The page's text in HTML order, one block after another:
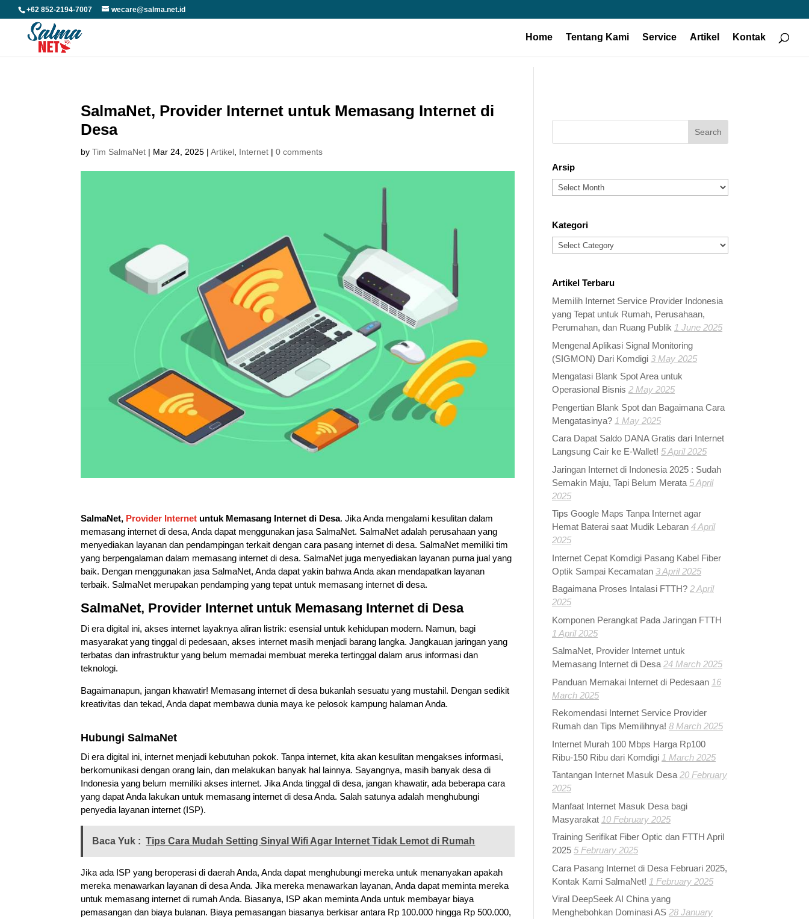
+62 852-2194-7007 wecare@salma.net.id
Home Tentang Kami Service Artikel Kontak
SalmaNet, Provider Internet untuk Memasang Internet di
Desa
byTim SalmaNet | Mar 24, 2025 |Artikel Internet |0 comments
SalmaNet, Provider Internet untuk Memasang Internet di Desa. Jika Anda mengalami kesulitan dalam
memasang internet di desa, Anda dapat menggunakan jasa SalmaNet. SalmaNet adalah perusahaan yang
menyediakan layanan dan pendampingan terkait dengan cara pasang internet di desa. SalmaNet memiliki tim
yang berpengalaman dalam memasang internet di desa. SalmaNet juga menyediakan layanan purna jual yang
baik. Dengan menggunakan jasa SalmaNet, Anda dapat yakin bahwa Anda akan mendapatkan layanan
terbaik. SalmaNet merupakan pendamping yang tepat untuk memasang internet di desa.
SalmaNet, Provider Internet untuk Memasang Internet di Desa
Di era digital ini, akses internet layaknya aliran listrik: esensial untuk kehidupan modern. Namun, bagi
masyarakat yang tinggal di pedesaan, akses internet masih menjadi barang langka. Jangkauan jaringan yang
terbatas dan infrastruktur yang belum memadai membuat mereka tertinggal dalam arus informasi dan
teknologi.
Bagaimanapun, jangan khawatir! Memasang internet di desa bukanlah sesuatu yang mustahil. Dengan sedikit
kreativitas dan tekad, Anda dapat membawa dunia maya ke pelosok kampung halaman Anda.
Hubungi SalmaNet
Di era digital ini, internet menjadi kebutuhan pokok. Tanpa internet, kita akan kesulitan mengakses informasi,
berkomunikasi dengan orang lain, dan melakukan banyak hal lainnya. Sayangnya, masih banyak desa di
Indonesia yang belum memiliki akses internet. Jika Anda tinggal di desa, jangan khawatir, ada beberapa cara
yang dapat Anda lakukan untuk memasang internet di desa Anda. Salah satunya adalah menghubungi
penyedia layanan internet (ISP).
Baca Yuk : Tips Cara Mudah Setting Sinyal Wifi Agar Internet Tidak Lemot di Rumah
Jika ada ISP yang beroperasi di daerah Anda, Anda dapat menghubungi mereka untuk menanyakan apakah
mereka menawarkan layanan di desa Anda. Jika mereka menawarkan layanan, Anda dapat meminta mereka
untuk memasang internet di rumah Anda. Biasanya, ISP akan meminta Anda untuk membayar biaya
pemasangan dan biaya bulanan. Biaya pemasangan biasanya berkisar antara Rp 100.000 hingga Rp 500.000,
Arsip
Arsip
Kategori
Kategori
Artikel Terbaru
Memilih Internet Service Provider Indonesia
yang Tepat untuk Rumah, Perusahaan,
Perumahan, dan Ruang Publik 1 June 2025
Mengenal Aplikasi Signal Monitoring
(SIGMON) Dari Komdigi 3 May 2025
Mengatasi Blank Spot Area untuk
Operasional Bisnis 2 May 2025
Pengertian Blank Spot dan Bagaimana Cara
Mengatasinya? 1 May 2025
Cara Dapat Saldo DANA Gratis dari Internet
Langsung Cair ke E-Wallet! 5 April 2025
Jaringan Internet di Indonesia 2025 : Sudah
Semakin Maju, Tapi Belum Merata 5 April
2025
Tips Google Maps Tanpa Internet agar
Hemat Baterai saat Mudik Lebaran 4 April
2025
Internet Cepat Komdigi Pasang Kabel Fiber
Optik Sampai Kecamatan 3 April 2025
Bagaimana Proses Intalasi FTTH? 2 April
2025
Komponen Perangkat Pada Jaringan FTTH
1 April 2025
SalmaNet, Provider Internet untuk
Memasang Internet di Desa 24 March 2025
Panduan Memakai Internet di Pedesaan 16
March 2025
Rekomendasi Internet Service Provider
Rumah dan Tips Memilihnya! 8 March 2025
Internet Murah 100 Mbps Harga Rp100
Ribu-150 Ribu dari Komdigi 1 March 2025
Tantangan Internet Masuk Desa 20 February
2025
Manfaat Internet Masuk Desa bagi
Masyarakat 10 February 2025
Training Serifikat Fiber Optic dan FTTH April
2025 5 February 2025
Cara Pasang Internet di Desa Februari 2025,
Kontak Kami SalmaNet! 1 February 2025
Viral DeepSeek AI China yang
Menghebohkan Dominasi AS 28 January